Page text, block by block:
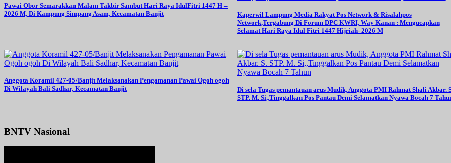
Pawai Obor Semarakkan Malam Takbir Sambut Hari Raya IdulFitri 1447 H –
2026 M, Di Kampung Simpang Asam, Kecamatan Banjit
Kaperwil Lampung Media Rakyat Pos Network & Risalahpos
Network,Tergabung Di Forum DPC KWRI, Way Kanan : Mengucapkan
Selamat Hari Raya Idul Fitri 1447 Hijriah- 2026 M
Anggota Koramil 427-05/Banjit Melaksanakan Pengamanan Pawai Ogoh ogoh
Di Wilayah Bali Sadhar, Kecamatan Banjit
Di sela Tugas pemantauan arus Mudik, Anggota PMI Rahmat Shali Akbar.
STP. M. Si,,Tinggalkan Pos Pantau Demi Selamatkan Nyawa Bocah 7
BNTV Nasional